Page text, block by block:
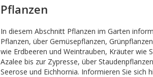
Pflanzen
In diesem Abschnitt Pflanzen im Garten
Pflanzen, über Gemüsepflanzen,
wie Erdbeeren und Weintrauben, Kräuter wie
Azalee bis zur Zypresse, über
Seerose und Eichhornia. Informieren Sie sich